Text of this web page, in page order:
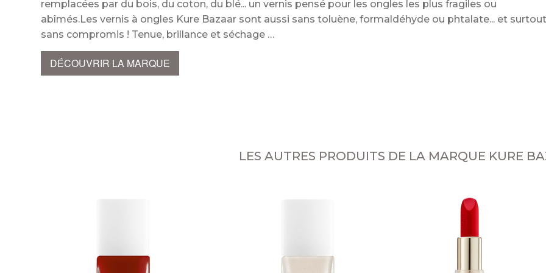
remplacées par du bois, du coton, du blé... un vernis pensé pour les ongles les plus fragiles ou
abîmés.Les vernis à ongles Kure Bazaar sont aussi sans toluène, formaldéhyde ou phtalate... et surtout
sans compromis ! Tenue, brillance et séchage
DÉCOUVRIR LA MARQUE
LES AUTRES PRODUITS DE LA MARQUE KURE